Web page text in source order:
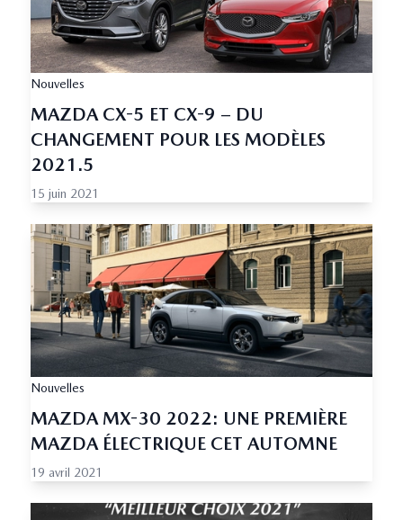
Nouvelles
MAZDA CX-5 ET CX-9 – DU
CHANGEMENT POUR LES MODÈLES
2021.5
15 juin 2021
Nouvelles
MAZDA MX-30 2022: UNE PREMIÈRE
MAZDA ÉLECTRIQUE CET AUTOMNE
19 avril 2021